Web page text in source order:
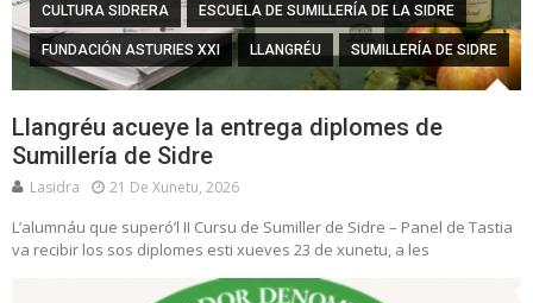
CULTURA SIDRERA ESCUELA DE SUMILLERÍA DE LA SIDRE
FUNDACIÓN ASTURIES XXI LLANGRÉU SUMILLERÍA DE SIDRE
Llangréu acueye la entrega diplomes de
Sumillería de Sidre
Lasidra 21 De Xunetu, 2026
L’alumnáu que superó’l II Cursu de Sumiller de Sidre – Panel de Tastia
va recibir los sos diplomes esti xueves 23 de xunetu, a les